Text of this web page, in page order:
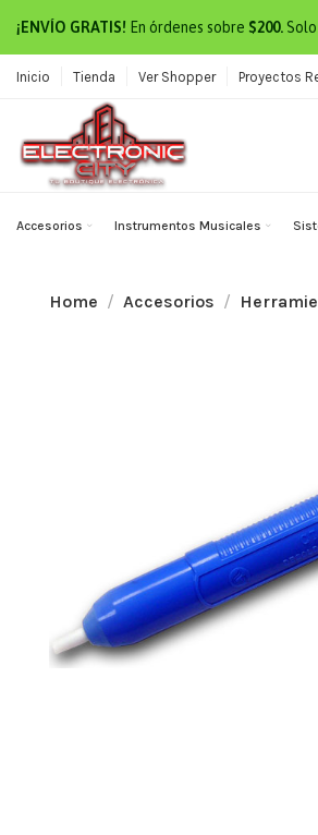
¡ENVÍO GRATIS! En órdenes sobre $200.
Inicio Tienda Ver Shopper Proyectos
Accesorios Instrumentos Musicales
Home Accesorios